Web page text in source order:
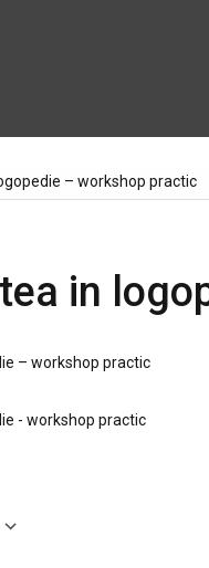
– workshop practic
in